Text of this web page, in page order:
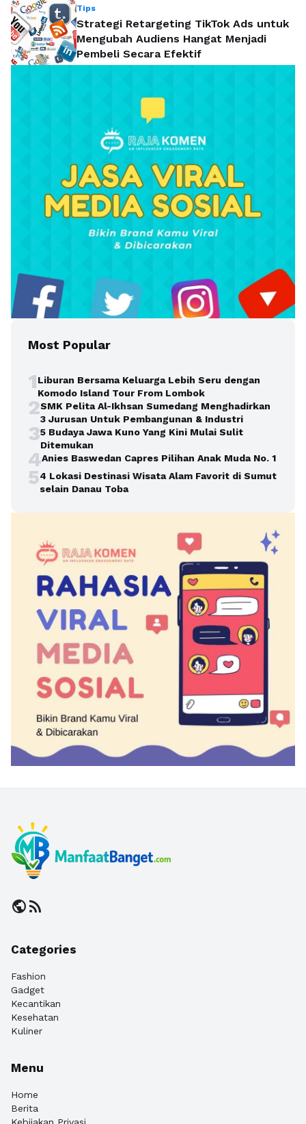
Tips
Strategi Retargeting TikTok Ads untuk
Mengubah Audiens Hangat Menjadi
Pembeli Secara Efektif
Most Popular
1Liburan Bersama Keluarga Lebih Seru dengan
Komodo Island Tour From Lombok
2SMK Pelita Al-Ikhsan Sumedang Menghadirkan
3 Jurusan Untuk Pembangunan & Industri
35 Budaya Jawa Kuno Yang Kini Mulai Sulit
Ditemukan
4Anies Baswedan Capres Pilihan Anak Muda No. 1
54 Lokasi Destinasi Wisata Alam Favorit di Sumut
selain Danau Toba
publicrss_feed
Categories
Fashion
Gadget
Kecantikan
Kesehatan
Kuliner
Menu
Home
Berita